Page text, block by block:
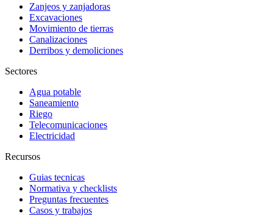
Zanjeos y zanjadoras
Excavaciones
Movimiento de tierras
Canalizaciones
Derribos y demoliciones
Sectores
Agua potable
Saneamiento
Riego
Telecomunicaciones
Electricidad
Recursos
Guias tecnicas
Normativa y checklists
Preguntas frecuentes
Casos y trabajos